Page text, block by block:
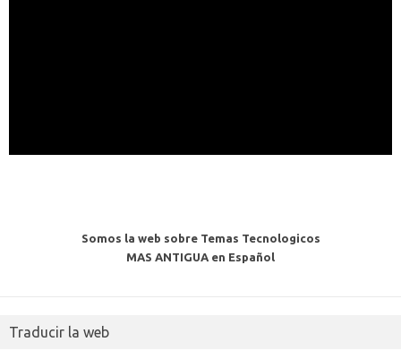
Somos la web sobre Temas Tecnologicos
MAS ANTIGUA en Español
Traducir la web